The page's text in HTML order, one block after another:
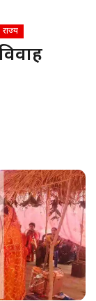
राज्य